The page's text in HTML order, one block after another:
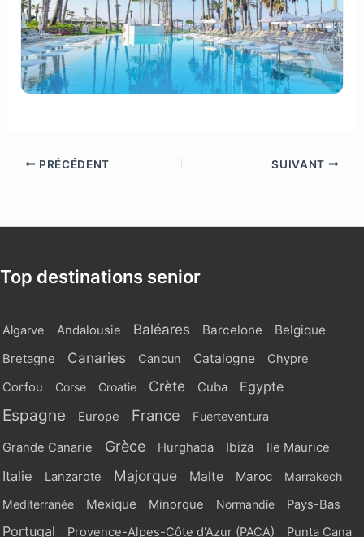
PRÉCÉDENT SUIVANT
Top destinations senior
Algarve Andalousie Baléares Barcelone Belgique
Bretagne Canaries Cancun Catalogne
Chypre
Corfou
Corse Croatie Crète Cuba Egypte
Espagne Europe France Fuerteventura
Grande Canarie Grèce Hurghada Ibiza Ile Maurice
Italie Lanzarote Majorque Malte Maroc
Marrakech
Mediterranée
Mexique Minorque Normandie Pays-Bas
Portugal Provence-Alpes-Côte d'Azur (PACA) Punta Cana